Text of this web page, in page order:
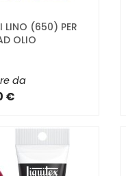
LINO (650) PER
OLIO
da
€